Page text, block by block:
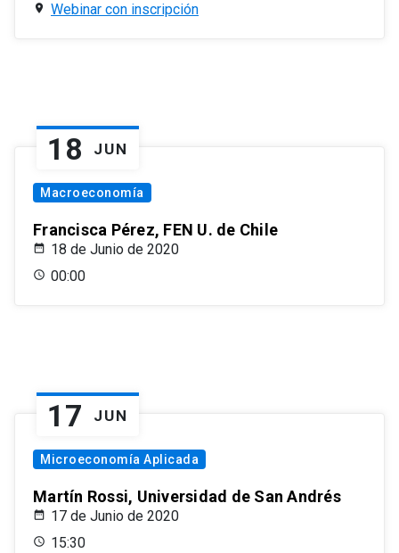
Webinar con inscripción
18 JUN
Macroeconomía
Francisca Pérez, FEN U. de Chile
18 de Junio de 2020
00:00
17 JUN
Microeconomía Aplicada
Martín Rossi, Universidad de San Andrés
17 de Junio de 2020
15:30